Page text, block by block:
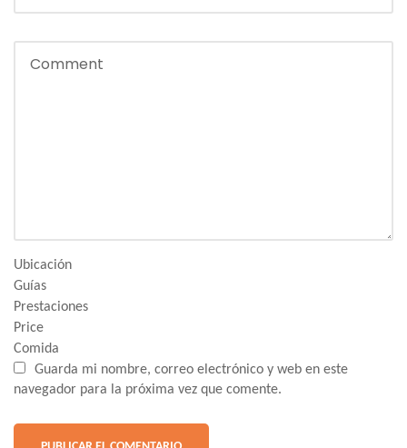
Ubicación
Guías
Prestaciones
Price
Comida
Guarda mi nombre, correo electrónico y web en este
navegador para la próxima vez que comente.